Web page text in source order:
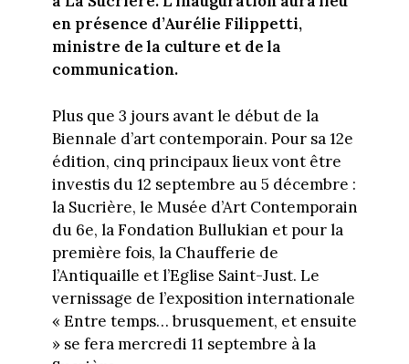
en présence d’Aurélie Filippetti,
ministre de la culture et de la
communication.
Plus que 3 jours avant le début de la
Biennale d’art contemporain. Pour sa 12e
édition, cinq principaux lieux vont être
investis du 12 septembre au 5 décembre :
la Sucrière, le Musée d’Art Contemporain
du 6e, la Fondation Bullukian et pour la
première fois, la Chaufferie de
l’Antiquaille et l’Eglise Saint-Just. Le
vernissage de l’exposition internationale
« Entre temps… brusquement, et ensuite
» se fera mercredi 11 septembre à la